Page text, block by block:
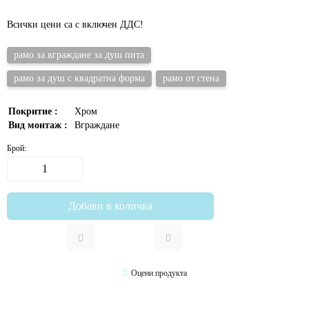
Всички цени са с включен ДДС!
рамо за вграждане за душ пита
рамо за душ с квадратна форма рамо от стена
Покритие :
Хром
Вид монтаж :
Вграждане
Брой:
Оцени продукта